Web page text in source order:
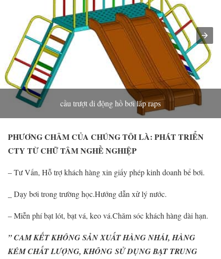
cầu trượt di động hồ bơi lắp raps
PHƯƠNG CHÂM CỦA CHÚNG TÔI LÀ: PHÁT TRIỂN
CTY TỪ CHỮ TÂM NGHỀ NGHIỆP
– Tư Vấn, Hỗ trợ khách hàng xin giấy phép kinh doanh bể bơi.
_ Dạy bơi trong trường học.Hướng dẫn xử lý nước.
– Miễn phí bạt lót, bạt vá, keo vá.Chăm sóc khách hàng dài hạn.
” CAM KẾT KHÔNG SẢN XUẤT HÀNG NHÁI, HÀNG
KÉM CHẤT LƯỢNG, KHÔNG SỬ DỤNG BẠT TRUNG